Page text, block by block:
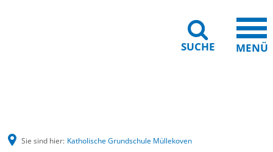
SUCHE MENÜ
Sie sind hier: Katholische Grundschule Müllekoven